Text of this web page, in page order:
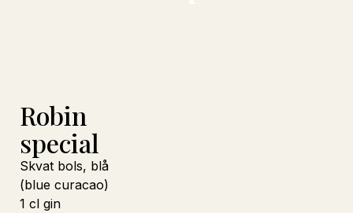
Robin
special
Skvat bols, blå
(blue curacao)
1 cl gin